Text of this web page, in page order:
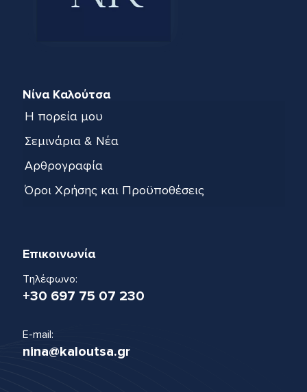
Νίνα Καλούτσα
Η πορεία μου
Σεμινάρια & Νέα
Αρθρογραφία
Όροι Χρήσης και Προϋποθέσεις
Επικοινωνία
Τηλέφωνο:
+30 697 75 07 230
E-mail:
nina@kaloutsa.gr